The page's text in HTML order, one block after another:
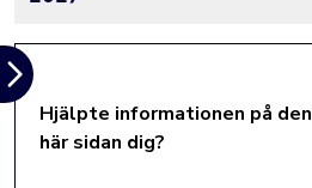
Hjälpte informationen på den
här sidan dig?